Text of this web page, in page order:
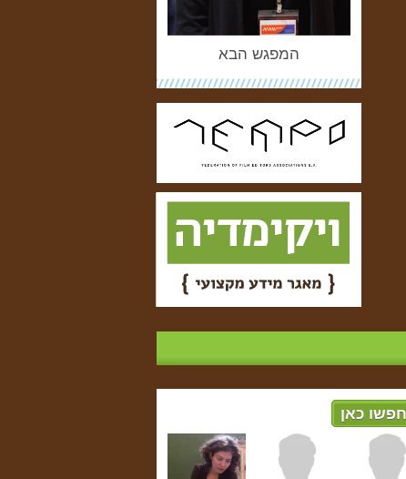
המפגש הבא
חפשו כאן